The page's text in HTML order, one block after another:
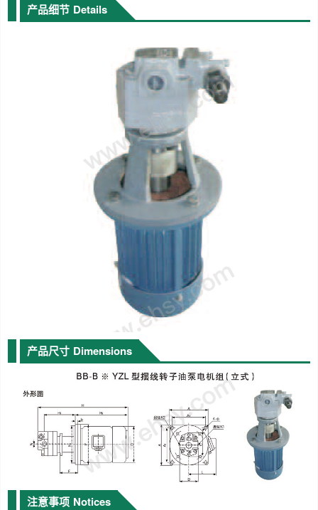
产品细节 Details
产品尺寸 Dimensions
注意事项 Notices